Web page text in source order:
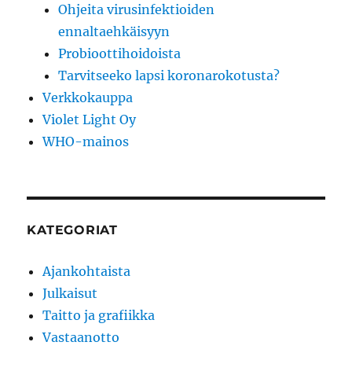
Ohjeita virusinfektioiden
ennaltaehkäisyyn
Probioottihoidoista
Tarvitseeko lapsi koronarokotusta?
Verkkokauppa
Violet Light Oy
WHO-mainos
KATEGORIAT
Ajankohtaista
Julkaisut
Taitto ja grafiikka
Vastaanotto